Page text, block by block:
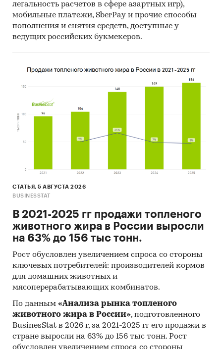
последний месяц, темпы прироста к
аналогичному периоду предыдущего года
2004-2025
Темпы прироста цены к предыдущему
месяцу, 2025
Максимальные, минимальные, средние
значения цены по месяцам в 2024, 2025
годах (max, min цена - среди цен по
регионам федерального округа)
2025 в федеральном округе
Уровень инфляции на товар (услугу)в ФО к
декабрю предыдущего года в сравнении с
общей инфляцией, 2002-2025
Инфляция на товар в ФО в сравнении с
общей инфляцией за месяц. Данные за
актуальный месяц к предыдущему месяцу,
2002-2025
Инфляция на товар в ФО в сравнении с
общей инфляцией за год. Данные за
актуальный месяц к предыдущему году,
2002-2025
Цены на товар в регионах ФО. Указаны
регионы с максимальной и минимальной
легальность расчетов в сфере азартных игр),
мобильные платежи, SberPay и прочие способы
пополнения и снятия средств, доступные у
ведущих российских букмекеров.
СТАТЬЯ, 5 АВГУСТА 2026
BUSINESSTAT
В 2021-2025 гг продажи топленого
животного жира в России выросли
на 63% до 156 тыс тонн.
Рост обусловлен увеличением спроса со стороны
ключевых потребителей: производителей кормов
для домашних животных и
мясоперерабатывающих комбинатов.
По данным «Анализа рынка топленого
животного жира в России», подготовленного
BusinesStat в 2026 г, за 2021-2025 гг его продажи в
стране выросли на 63% до 156 тыс тонн. Рост
обусловлен увеличением спроса со стороны